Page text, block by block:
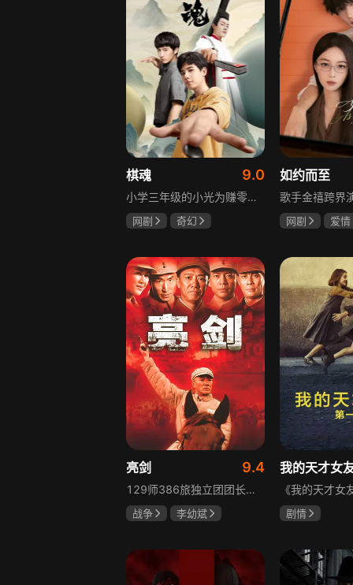
棋魂 9.0
小学三年级的小光为赚零用钱到爷爷家寻宝，偶然翻出旧棋盘，接触棋盘的一瞬间，附身棋盘中的棋士褚嬴的灵魂进入了小光体内。后来小光在学校围棋会所结识少年天才小亮，为测试褚嬴实力，小光贸然与小亮对弈并小胜，他误以为褚嬴棋力平平，小亮却大受打击。数日后小亮再次挑战，再次惨败在褚嬴手下，二人从此成了相爱相杀的棋坛宿敌。在褚嬴指导下，小光进步神速，逐渐对围棋产生兴趣，最终在全国大赛与小亮激战中，褚嬴下出绝妙一局，小光却看出更高一着，终于在自己努力、褚嬴帮助和与小亮的磨练中，独立对弈，燃起真正的棋魂。
网剧
奇幻
如约而至
网剧
爱情
亮剑 9.4
129师386旅独立团团长李云龙敢想敢干、不按规矩办事，脾气火爆性格直爽，带领独立团展现出敢于拼杀的劲头，接连击败坂田连队、山崎大队、山本部队，名声大噪却因屡次犯规遭贬斥。抗战时期他与国军358团团长楚云飞惺惺相惜，徐蚌会战中一较高下双双重伤，养病期间李云龙与护士田雨相恋，两人及亲人战友历经国家沧桑巨变。
战争
李幼斌
我的天才女
剧情
玛格丽塔·马